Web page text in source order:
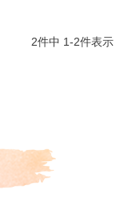
2件中 1-2件表示